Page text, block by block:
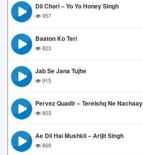
Dil Chori – Yo Yo Honey Singh
957
Baaton Ko Teri
823
Jab Se Jana Tujhe
915
Pervez Quadir – TereIshq Ne
803
Ae Dil Hai Mushkil – Arijit Singh
869